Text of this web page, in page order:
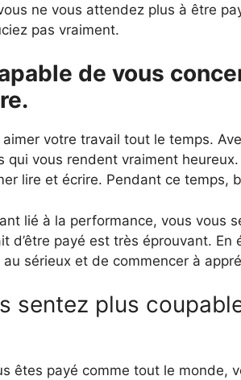
ne vous attendez plus à être
pas vraiment.
de vous
votre travail tout le temps.
qui vous rendent vraiment
lire et écrire. Pendant ce temps,
lié à la performance, vous vous
d’être payé est très éprouvant.
sérieux et de commencer à
sentez plus
êtes payé comme tout le monde,